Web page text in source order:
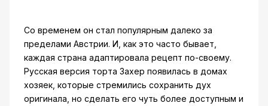
Со временем он стал популярным далеко за
пределами Австрии. И, как это часто бывает,
каждая страна адаптировала рецепт по-своему.
Русская версия торта Захер появилась в домах
хозяек, которые стремились сохранить дух
оригинала, но сделать его чуть более доступным и